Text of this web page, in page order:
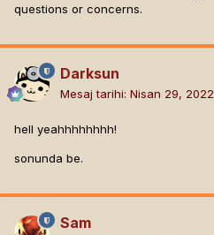
questions or concerns.
Darksun
Mesaj tarihi: Nisan 29, 2022
hell yeahhhhhhhh!
sonunda be.
Sam